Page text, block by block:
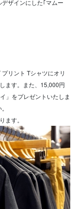
ザインにした｢マムー
リント Tシャツにオリ
ます。また、15,000円
」をプレゼントいたしま
ます。